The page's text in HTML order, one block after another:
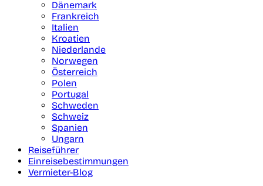
Dänemark
Frankreich
Italien
Kroatien
Niederlande
Norwegen
Österreich
Polen
Portugal
Schweden
Schweiz
Spanien
Ungarn
Reiseführer
Einreisebestimmungen
Vermieter-Blog